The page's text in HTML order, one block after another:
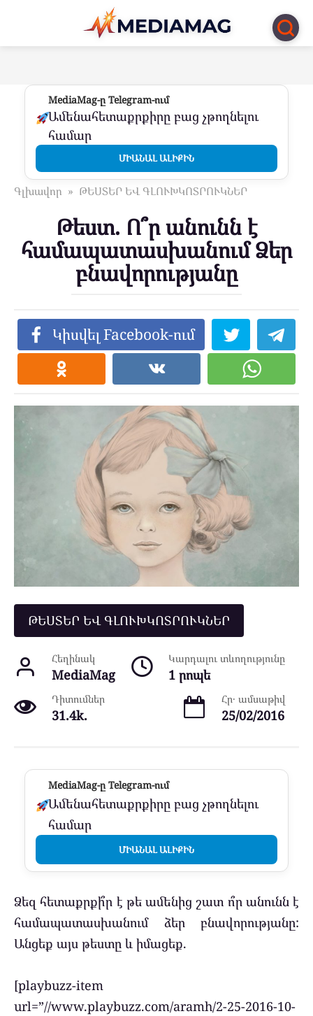
Перейти
контенту
MediaMag-ը Telegram-ում
Ամենահետաքրքիրը բաց չթողնելու
համար
ՄԻԱՆԱԼ ԱԼԻՔԻՆ
Գլխավոր » ԹԵՍՏԵՐ ԵՎ ԳԼՈՒԽԿՈՏՐՈՒԿՆԵՐ
Թեստ. Ո՞ր անունն է
համապատասխանում Ձեր
բնավորությանը
Կիսվել Facebook-ում
ԹԵՍՏԵՐ ԵՎ ԳԼՈՒԽԿՈՏՐՈՒԿՆԵՐ
Հեղինակ
MediaMag
Կարդալու տևողությունը
1 րոպե
Դիտումներ
31.4k.
Հր․ ամսաթիվ
25/02/2016
MediaMag-ը Telegram-ում
Ամենահետաքրքիրը բաց չթողնելու
համար
ՄԻԱՆԱԼ ԱԼԻՔԻՆ
Ձեզ հետաքրքի՞ր է թե ամենից շատ ո՞ր անունն է
համապատասխանում ձեր բնավորությանը:
Անցեք այս թեստը և իմացեք.
[playbuzz-item
url=”//www.playbuzz.com/aramh/2-25-2016-10-